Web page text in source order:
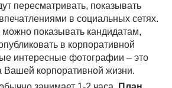
пересматривать, показывать
в социальных сетях.
показывать кандидатам,
в корпоративной
интересные фотографии – это
Вашей корпоративной жизни.